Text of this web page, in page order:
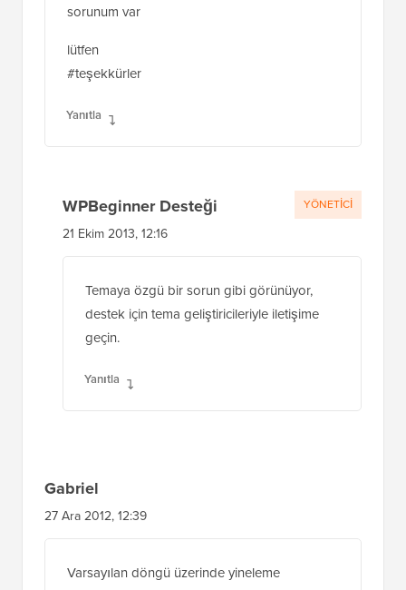
sorunum var
lütfen
#teşekkürler
Yanıtla
WPBeginner Desteği
21 Ekim 2013, 12:16
Temaya özgü bir sorun gibi görünüyor,
destek için tema geliştiricileriyle iletişime
geçin.
Yanıtla
YÖNETICI
Gabriel
27 Ara 2012, 12:39
Varsayılan döngü üzerinde yineleme